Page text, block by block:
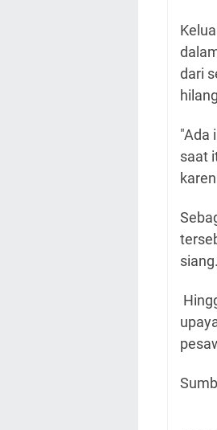
dari
"Ada
saat
siang.